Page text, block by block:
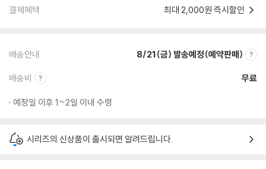
결제혜택 최대 2,000원 즉시할인
배송안내 8/21(금) 발송예정(예약판매)
배송비 무료
예정일 이후 1~2일 이내 수령
시리즈의 신상품이 출시되면 알려드립니다.